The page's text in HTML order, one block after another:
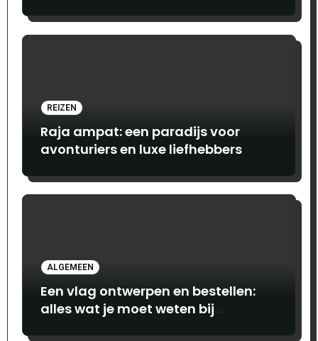
REIZEN
Raja ampat: een paradijs voor
avonturiers en luxe liefhebbers
ALGEMEEN
Een vlag ontwerpen en bestellen:
alles wat je moet weten bij